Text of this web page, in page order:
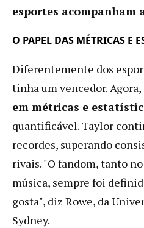
esportes acompanham
O PAPEL DAS MÉTRICAS E
Diferentemente dos
tinha um vencedor.
em métricas e
quantificável. Taylor
recordes, superando
rivais. "O fandom, tanto
música, sempre foi
gosta", diz Rowe, da
Sydney.